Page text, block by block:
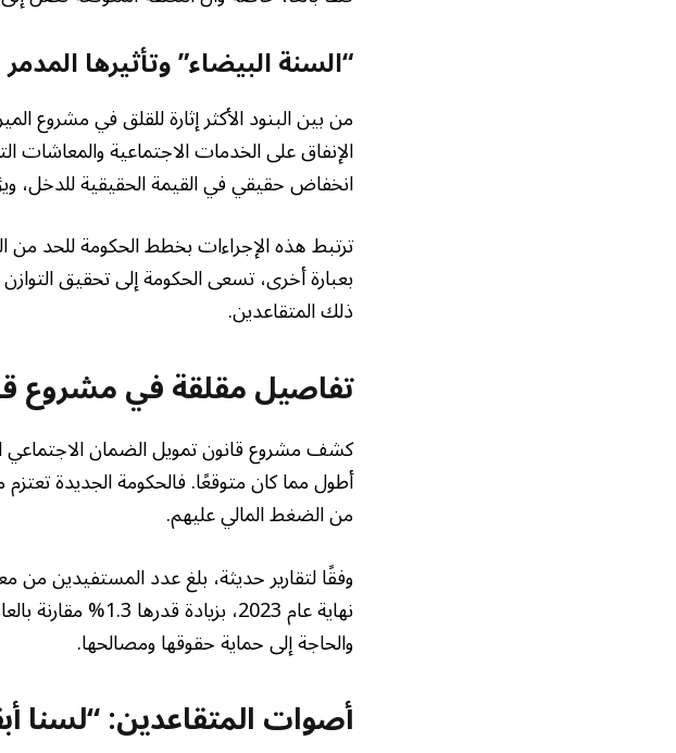
“السنة البيضاء” وتأثيرها المدمر
من بين البنود الأكثر إثارة للقلق في مشروع
انخفاض حقيقي في القيمة الحقيقية للدخل،
ترتبط هذه الإجراءات بخطط الحكومة للحد من
بعبارة أخرى، تسعى الحكومة إلى تحقيق
ذلك المتقاعدين.
تفاصيل مقلقة في مشروع
كشف مشروع قانون تمويل الضمان
من الضغط المالي عليهم.
نهاية عام 2023،
والحاجة إلى حماية حقوقها ومصالحها.
أصوات المتقاعدين: “لسنا